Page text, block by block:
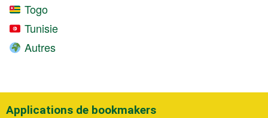
Togo
Tunisie
Autres
Applications de bookmakers